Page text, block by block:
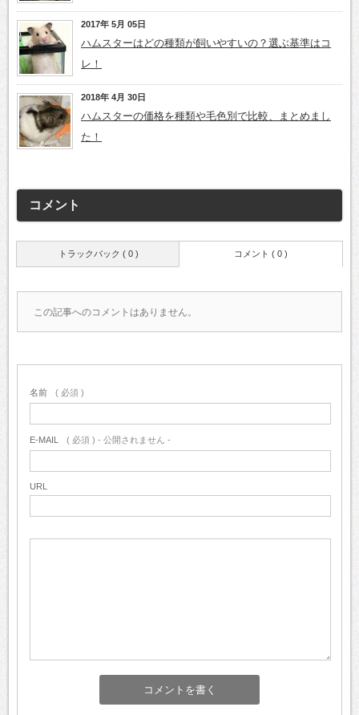
2017年 5月 05日
ハムスターはどの種類が飼いやすいの？選ぶ基準はコ
レ！
2018年 4月 30日
ハムスターの価格を種類や毛色別で比較、まとめまし
た！
コメント
トラックバック ( 0 ) コメント ( 0 )
この記事へのコメントはありません。
名前 ( 必須 )
E-MAIL ( 必須 ) - 公開されません -
URL